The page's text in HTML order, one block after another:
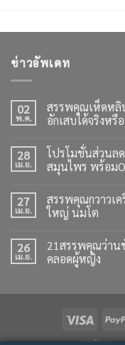
ข่าวอัพเดท
02
พ.ค.
สรรพคุณเห็ดหลิ
อักเสบได้จริงหรื
28
เม.ย.
โปรโมชั่นส่วนล
สมุนไพร พร้อม
27
เม.ย.
สรรพคุณกวาวเ
ใหญ่ นมโต
26
เม.ย.
21สรรพคุณว่าน
คลอดผู้หญิง